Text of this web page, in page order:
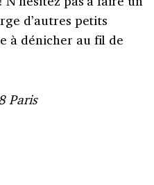
d’autres petits
à dénicher au fil de
Paris